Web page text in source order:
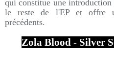
qui constitue une
le reste de l'EP et offre
précédents.
Zola Blood - Silver